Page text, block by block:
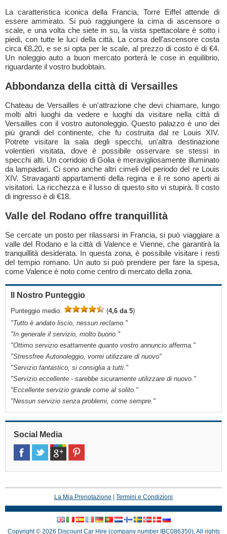
La caratteristica iconica della Francia, Torre Eiffel attende di
essere ammirato. Si può raggiungere la cima di ascensore o
scale, e una volta che siete in su, la vista spettacolare è sotto i
piedi, con tutte le luci della città. La corsa dell'ascensore costa
circa €8,20, e se si opta per le scale, al prezzo di costo è di €4.
Un noleggio auto a buon mercato porterà le cose in equilibrio,
riguardante il vostro budobtain.
Abbondanza della città di Versailles
Chateau de Versailles è un'attrazione che devi chiamare, lungo
molti altri luoghi da vedere e luoghi da visitare nella città di
Versailles con il vostro autonoleggio. Questo palazzo è uno dei
più grandi del continente, che fu costruita dal re Louis XIV.
Potrete visitare la sala degli specchi, un'altra destinazione
volentieri visitata, dove è possibile osservare se stessi in
specchi alti. Un corridoio di Golia è meravigliosamente illuminato
da lampadari. Ci sono anche altri cimeli del periodo del re Louis
XIV. Stravaganti appartamenti della regina e il re sono aperti ai
visitatori. La ricchezza e il lusso di questo sito vi stupirà. Il costo
di ingresso è di €18.
Valle del Rodano offre tranquillità
Se cercate un posto per rilassarsi in Francia, si può viaggiare a
valle del Rodano e la città di Valence e Vienne, che garantirà la
tranquillità desiderata. In questa zona, è possibile visitare i resti
del tempio romano. Un auto si può prendere per fare la spesa,
come Valence è noto come centro di mercato della zona.
Il Nostro Punteggio
Punteggio medio: (4,6 da 5)
"Tutto è andato liscio, nessun reclamo. "
"In generale il servizio, molto buono. "
"Ottimo servizio esattamente quanto vostro annuncio afferma. "
"Stressfree Autonoleggio, vorrei utilizzare di nuovo"
"Servizio fantastico, si consiglia a tutti. "
"Servizio eccellente - sarebbe sicuramente utilizzare di nuovo. "
"Eccellente servizio grande come al solito. "
"Nessun servizio senza problemi, come sempre. "
Social Media
La Mia Prenotazione Termini e Condizioni
Copyright © 2026 Discount Car Hire (company number IBC086350), All rights